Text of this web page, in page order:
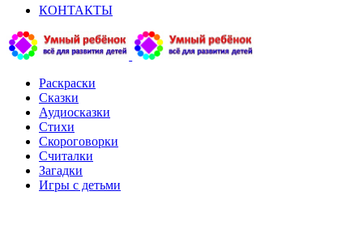
КОНТАКТЫ
Раскраски
Сказки
Аудиосказки
Стихи
Скороговорки
Считалки
Загадки
Игры с детьми